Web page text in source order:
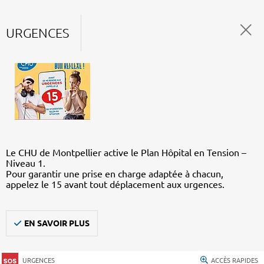
URGENCES
Le CHU de Montpellier active le Plan Hôpital en Tension –
Niveau 1.
Pour garantir une prise en charge adaptée à chacun,
appelez le 15 avant tout déplacement aux urgences.
EN SAVOIR PLUS
URGENCES ACCÈS RAPIDES